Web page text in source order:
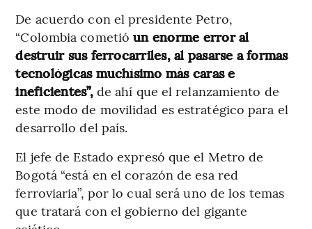
De acuerdo con el presidente Petro,
“Colombia cometióun enorme error al
destruir sus ferrocarriles, al pasarse a formas
tecnológicas muchísimo más caras e
ineficientes”,de ahí que el relanzamiento de
este modo de movilidad es estratégico para el
desarrollo del país.
El jefe de Estado expresó que el Metro de
Bogotá “está en el corazón de esa red
ferroviaria”, por lo cual será uno de los temas
que tratará con el gobierno del gigante